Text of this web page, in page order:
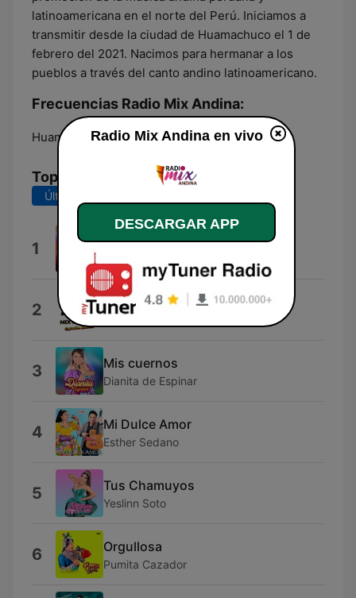
latinoamericana en el norte del Perú. Iniciamos a
transmitir desde la ciudad de Huamachuco el 1 de
febrero del 2021. Nacimos para hermanar a los
pueblos a través del canto andino latinoamericano.
Frecuencias Radio Mix Andina:
Huamachuco: Online
Top Canciones
Últimos 7 días
1 Corazón Ilucionado
2 Mix Caporal
3 Mis cuernos
Dianita de Espinar
4 Mi Dulce Amor
Esther Sedano
5 Tus Chamuyos
Yeslinn Soto
6 Orgullosa
Pumita Cazador
Radio Mix Andina en vivo
DESCARGAR APP